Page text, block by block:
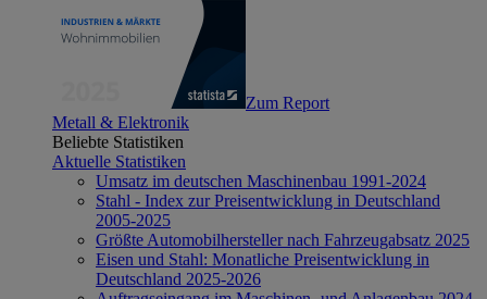
Zum Report
Metall & Elektronik
Beliebte Statistiken
Aktuelle Statistiken
Umsatz im deutschen Maschinenbau 1991-2024
Stahl - Index zur Preisentwicklung in Deutschland
2005-2025
Größte Automobilhersteller nach Fahrzeugabsatz 2025
Eisen und Stahl: Monatliche Preisentwicklung in
Deutschland 2025-2026